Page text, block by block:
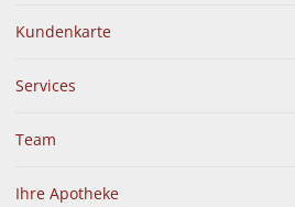
Kundenkarte
Services
Team
Ihre Apotheke